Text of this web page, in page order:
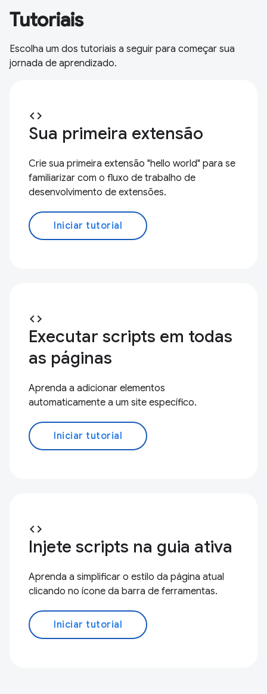
Tutoriais
Escolha um dos tutoriais a seguir para começar sua
jornada de aprendizado.
code
Sua primeira extensão
Crie sua primeira extensão "hello world" para se
familiarizar com o fluxo de trabalho de
desenvolvimento de extensões.
Iniciar tutorial
code
Executar scripts em todas
as páginas
Aprenda a adicionar elementos
automaticamente a um site específico.
Iniciar tutorial
code
Injete scripts na guia ativa
Aprenda a simplificar o estilo da página atual
clicando no ícone da barra de ferramentas.
Iniciar tutorial